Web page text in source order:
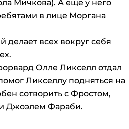
Мичкова). А еще у него
в лице Моргана
делает всех вокруг себя
Олле Ликселл отдал
Ликселлу подняться на
сотворить с Фростом,
Джоэлем Фараби.